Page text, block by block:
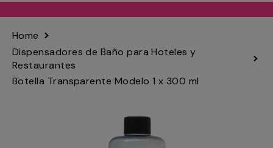
Home
Dispensadores de Baño para Hoteles y
Restaurantes
Botella Transparente Modelo 1 x 300 ml